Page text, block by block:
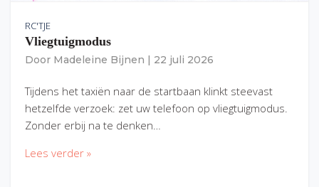
RC'TJE
Vliegtuigmodus
Door Madeleine Bijnen 22 juli 2026
Tijdens het taxiën naar de startbaan klinkt steevast
hetzelfde verzoek: zet uw telefoon op vliegtuigmodus.
Zonder erbij na te denken…
Lees verder »